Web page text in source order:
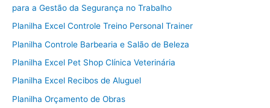
para a Gestão da Segurança no Trabalho
Planilha Excel Controle Treino Personal Trainer
Planilha Controle Barbearia e Salão de Beleza
Planilha Excel Pet Shop Clínica Veterinária
Planilha Excel Recibos de Aluguel
Planilha Orçamento de Obras